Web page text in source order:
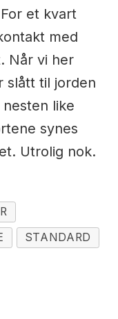
et kvart
med
Når vi her
slått til jorden
like
synes
Utrolig nok.
STANDARD